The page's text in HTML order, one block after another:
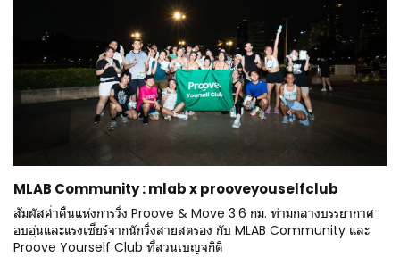
MLAB Community : mlab x prooveyouselfclub
สัมผัสค่ำคืนแห่งการวิ่ง Proove & Move 3.6 กม. ท่ามกลางบรรยากาศ
อบอุ่นและแรงเชียร์จากนักวิ่งสายสตรอง กับ MLAB Community และ
Proove Yourself Club ที่สวนเบญจกิติ